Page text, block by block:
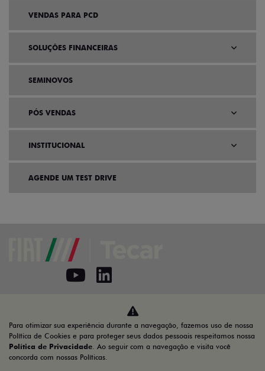
VENDAS PARA PCD
SOLUÇÕES FINANCEIRAS
SEMINOVOS
PÓS VENDAS
INSTITUCIONAL
AGENDE UM TEST DRIVE
Desacelere. Seu bem maior é a vida.
Para otimizar sua experiência durante a navegação, fazemos uso de nossa
Política de Cookies e para proteger seus dados pessoais respeitamos nossa
Política de Privacidade. Ao seguir com a navegação e visita você
concorda com nossas Políticas.